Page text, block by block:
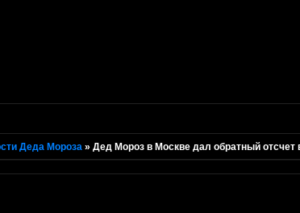
Деда Мороза »Дед Мороз в Москве дал обратный отсчет